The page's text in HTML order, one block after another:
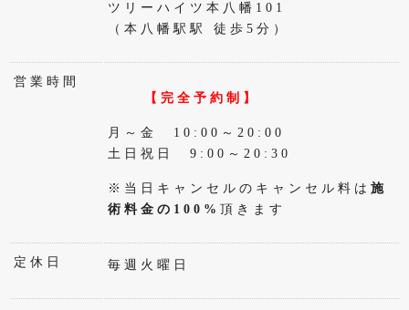
ツリーハイツ本八幡101
（本八幡駅駅 徒歩5分）
営業時間
【完全予約制】
月～金 10:00～20:00
土日祝日 9:00～20:30
※当日キャンセルのキャンセル料は施
術料金の100%頂きます
定休日 毎週火曜日